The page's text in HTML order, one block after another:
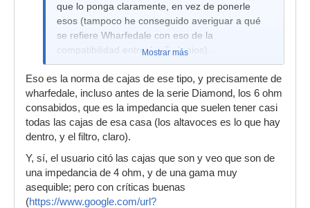
que lo ponga claramente, en vez de ponerle
esos (tampoco he conseguido averiguar a qué
se refiere Wharfedale con eso de la
compatibilidad entre 4 y 8 ohmios).
Mostrar más
Eso es la norma de cajas de ese tipo, y precisamente de
wharfedale, incluso antes de la serie Diamond, los 6 ohm
consabidos, que es la impedancia que suelen tener casi
todas las cajas de esa casa (los altavoces es lo que hay
dentro, y el filtro, claro).
Y, sí, el usuario citó las cajas que son y veo que son de
una impedancia de 4 ohm, y de una gama muy
asequible; pero con críticas buenas
(https://www.google.com/url?